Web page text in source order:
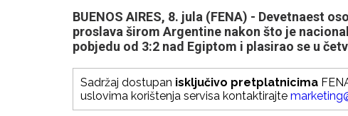
BUENOS AIRES, 8. jula (FENA) - Devetnaest
proslava širom Argentine nakon što je
pobjedu od 3:2 nad Egiptom i plasirao se u
Sadržaj dostupan isključivo pretplatnicima
uslovima korištenja servisa kontaktirajte